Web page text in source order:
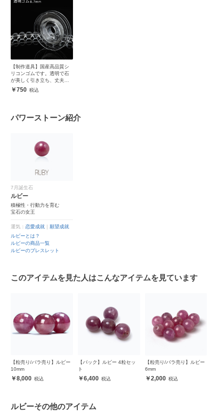
【制作道具】国産高品質シ
リコンゴムです。透明で石
が美しく引き立ち、丈夫で
安心750
パワーストーン紹介
7月誕生石
ルビー
積極性・行動力を育む
宝石の女王
運気：恋愛成就
願望成就
ルビーとは？
ルビーの商品一覧
ルビーのブレスレット
このアイテムを見た人はこんなアイテムを見ています
【粒売り/バラ売り】ルビー
10mm
8,000
【パック】ルビー 4粒セッ
ト
6,400
【粒売り/バラ売り】ルビー
6mm
2,000
ルビーその他のアイテム